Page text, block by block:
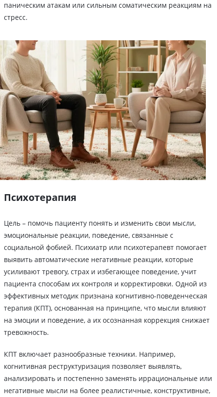
паническим атакам или сильным соматическим реакциям на
стресс.
Психотерапия
Цель – помочь пациенту понять и изменить свои мысли,
эмоциональные реакции, поведение, связанные с
социальной фобией. Психиатр или психотерапевт помогает
выявить автоматические негативные реакции, которые
усиливают тревогу, страх и избегающее поведение, учит
пациента способам их контроля и корректировки. Одной из
эффективных методик признана когнитивно-поведенческая
терапия (КПТ), основанная на принципе, что мысли влияют
на эмоции и поведение, а их осознанная коррекция снижает
тревожность.
КПТ включает разнообразные техники. Например,
когнитивная реструктуризация позволяет выявлять,
анализировать и постепенно заменять иррациональные или
негативные мысли на более реалистичные, конструктивные,